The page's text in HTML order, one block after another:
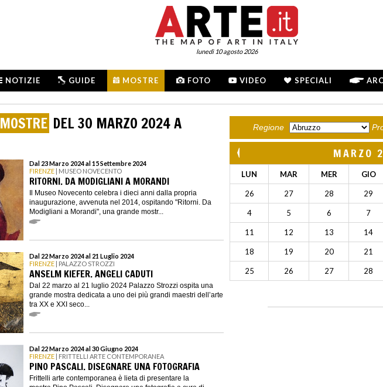
lunedì 10 agosto 2026
NOTIZIE GUIDE MOSTRE FOTO VIDEO SPECIALI
MOSTRE DEL 30 MARZO 2024 A
Dal 23 Marzo 2024 al 15 Settembre 2024
FIRENZE | MUSEO NOVECENTO
RITORNI. DA MODIGLIANI A MORANDI
Il Museo Novecento celebra i dieci anni dalla propria
inaugurazione, avvenuta nel 2014, ospitando "Ritorni. Da
Modigliani a Morandi", una grande mostr...
Dal 22 Marzo 2024 al 21 Luglio 2024
FIRENZE | PALAZZO STROZZI
ANSELM KIEFER. ANGELI CADUTI
Dal 22 marzo al 21 luglio 2024 Palazzo Strozzi ospita una
grande mostra dedicata a uno dei più grandi maestri dell’arte
tra XX e XXI seco...
Dal 22 Marzo 2024 al 30 Giugno 2024
FIRENZE | FRITTELLI ARTE CONTEMPORANEA
PINO PASCALI. DISEGNARE UNA FOTOGRAFIA
Frittelli arte contemporanea è lieta di presentare la
Regione
MARZO
LUN MAR MER GIO
26 27 28 29
4 5 6 7
11 12 13 14
18 19 20 21
25 26 27 28